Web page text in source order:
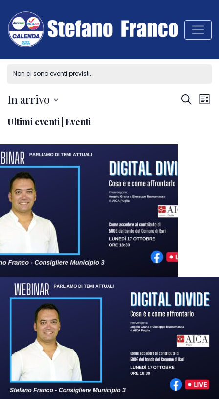
Non ci sono eventi previsti.
CercaLista
In arrivo
la
Ultimi eventi | Eventi